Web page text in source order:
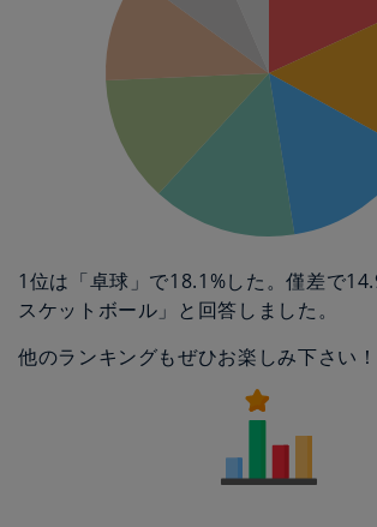
1位は「卓球」で18.1%した。僅差で
スケットボール」と回答しました。
他のランキングもぜひお楽しみ下さい！